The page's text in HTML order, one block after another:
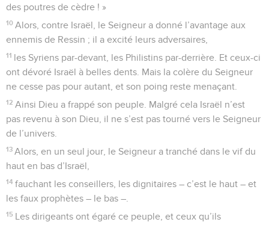
des poutres de cèdre ! »
10 Alors, contre Israël, le Seigneur a donné l’avantage aux
ennemis de Ressin ; il a excité leurs adversaires,
11 les Syriens par-devant, les Philistins par-derrière. Et ceux-ci
ont dévoré Israël à belles dents. Mais la colère du Seigneur
ne cesse pas pour autant, et son poing reste menaçant.
12 Ainsi Dieu a frappé son peuple. Malgré cela Israël n’est
pas revenu à son Dieu, il ne s’est pas tourné vers le Seigneur
de l’univers.
13 Alors, en un seul jour, le Seigneur a tranché dans le vif du
haut en bas d’Israël,
14 fauchant les conseillers, les dignitaires – c’est le haut – et
les faux prophètes – le bas –.
15 Les dirigeants ont égaré ce peuple, et ceux qu’ils